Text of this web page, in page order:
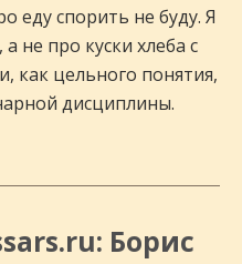
еду спорить не буду. Я
не про куски хлеба с
как цельного понятия,
дисциплины.
Борис